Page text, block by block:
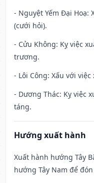
- Nguyệt Yếm Đại Hoạ:
(cưới hỏi).
- Cửu Không: Kỵ việc
trương.
- Lôi Công: Xấu với
- Dương Thác: Kỵ việc
táng.
Hướng xuất hành
Xuất hành hướng Tây
hướng Tây Nam để